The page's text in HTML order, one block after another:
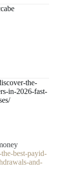
the-
in-2026-fast-
best-payid-
and-